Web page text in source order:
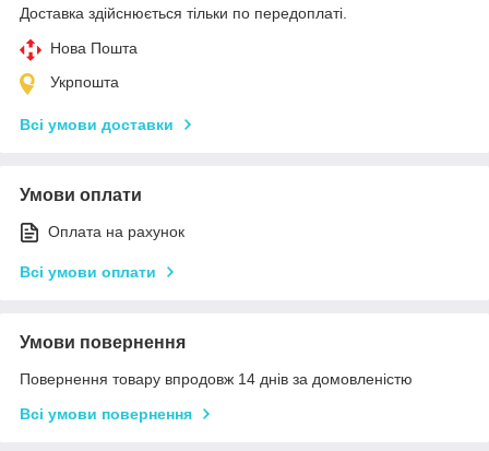
Доставка здійснюється тільки по передоплаті.
Нова Пошта
Укрпошта
Всі умови доставки
Умови оплати
Оплата на рахунок
Всі умови оплати
Умови повернення
Повернення товару впродовж 14 днів за домовленістю
Всі умови повернення